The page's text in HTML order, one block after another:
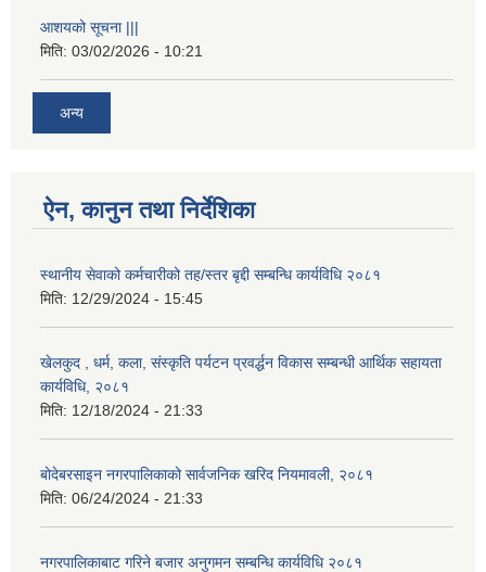
आशयको सूचना |||
मिति: 03/02/2026 - 10:21
अन्य
ऐन, कानुन तथा निर्देशिका
स्थानीय सेवाको कर्मचारीको तह/स्तर बृद्दी सम्बन्धि कार्यविधि २०८१
मिति: 12/29/2024 - 15:45
खेलकुद , धर्म, कला, संस्कृति पर्यटन प्रवर्द्धन विकास सम्बन्धी आर्थिक सहायता
कार्यविधि, २०८१
मिति: 12/18/2024 - 21:33
बोदेबरसाइन नगरपालिकाको सार्वजनिक खरिद नियमावली, २०८१
मिति: 06/24/2024 - 21:33
नगरपालिकाबाट गरिने बजार अनुगमन सम्बन्धि कार्यविधि २०८१